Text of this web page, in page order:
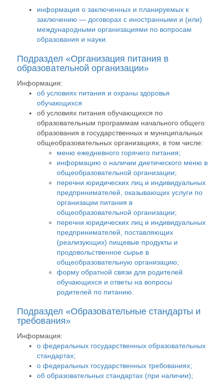
информация о заключенных и планируемых к
заключению — договорах с иностранными и (или)
международными организациями по вопросам
образования и науки.
Подраздел «Организация питания в
образовательной организации»
Информация:
об условиях питания и охраны здоровья
обучающихся
об условиях питания обучающихся по
образовательным программам начального общего
образования в государственных и муниципальных
общеобразовательных организациях, в том числе:
меню ежедневного горячего питания;
информацию о наличии диетического меню в
общеобразовательной организации;
перечни юридических лиц и индивидуальных
предпринимателей, оказывающих услуги по
организации питания в
общеобразовательной организации;
перечни юридических лиц и индивидуальных
предпринимателей, поставляющих
(реализующих) пищевые продукты и
продовольственное сырье в
общеобразовательную организацию;
форму обратной связи для родителей
обучающихся и ответы на вопросы
родителей по питанию.
Подраздел «Образовательные стандарты и
требования»
Информация:
о федеральных государственных образовательных
стандартах;
о федеральных государственных требованиях;
об образовательных стандартах (при наличии);